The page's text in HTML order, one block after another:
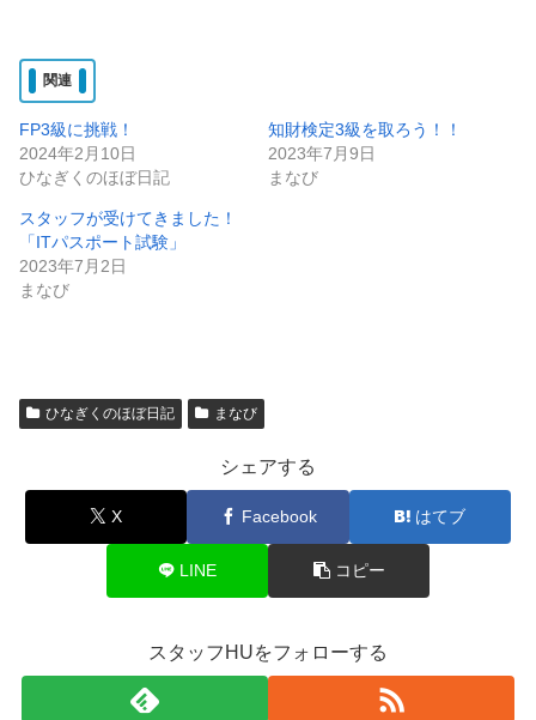
関連
FP3級に挑戦！
2024年2月10日
ひなぎくのほぼ日記
知財検定3級を取ろう！！
2023年7月9日
まなび
スタッフが受けてきました！
「ITパスポート試験」
2023年7月2日
まなび
ひなぎくのほぼ日記 まなび
シェアする
X Facebook はてブ
LINE コピー
スタッフHUをフォローする